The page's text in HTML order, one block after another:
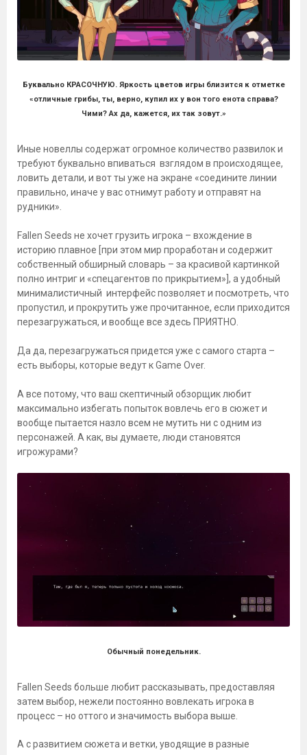
Буквально КРАСОЧНУЮ. Яркость цветов игры близится к отметке
«отличные грибы, ты, верно, купил их у вон того енота справа?
Чими? Ах да, кажется, их так зовут.»
Иные новеллы содержат огромное количество развилок и
требуют буквально впиваться взглядом в происходящее,
ловить детали, и вот ты уже на экране «соедините линии
правильно, иначе у вас отнимут работу и отправят на
рудники».
Fallen Seeds не хочет грузить игрока – вхождение в
историю плавное [при этом мир проработан и содержит
собственный обширный словарь – за красивой картинкой
полно интриг и «спецагентов по прикрытием»], а удобный
минималистичный интерфейс позволяет и посмотреть, что
пропустил, и прокрутить уже прочитанное, если приходится
перезагружаться, и вообще все здесь ПРИЯТНО.
Да да, перезагружаться придется уже с самого старта –
есть выборы, которые ведут к Game Over.
А все потому, что ваш скептичный обзорщик любит
максимально избегать попыток вовлечь его в сюжет и
вообще пытается назло всем не мутить ни с одним из
персонажей. А как, вы думаете, люди становятся
игрожурами?
Обычный понедельник.
Fallen Seeds больше любит рассказывать, предоставляя
затем выбор, нежели постоянно вовлекать игрока в
процесс – но оттого и значимость выбора выше.
А с развитием сюжета и ветки, уводящие в разные